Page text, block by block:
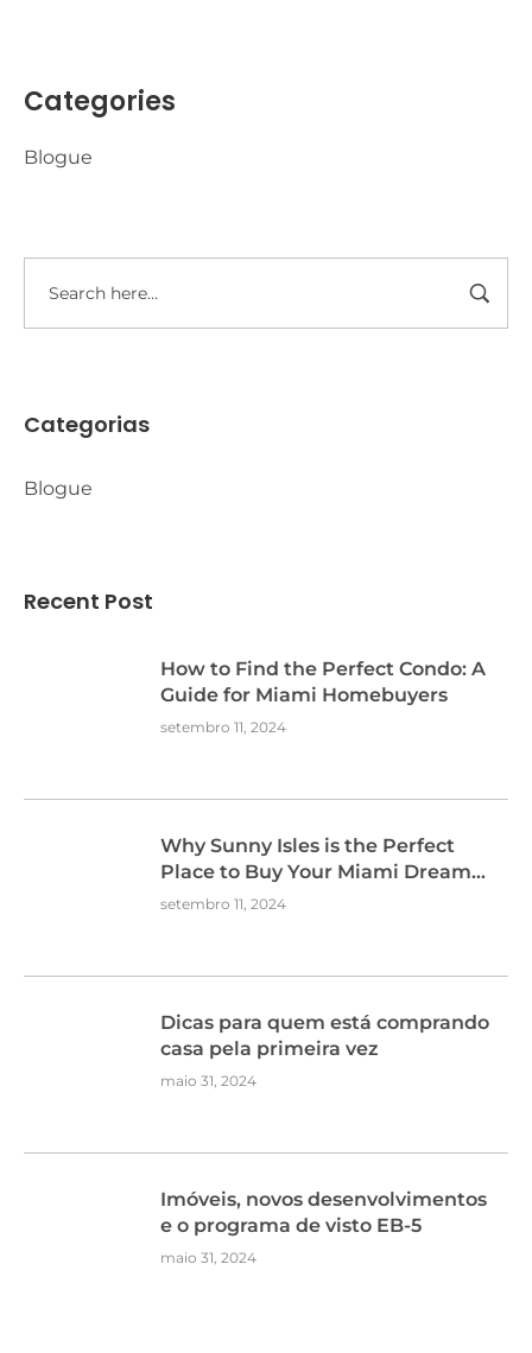
Categories
Blogue
Categorias
Blogue
Recent Post
How to Find the Perfect Condo: A
Guide for Miami Homebuyers
setembro 11, 2024
Why Sunny Isles is the Perfect
Place to Buy Your Miami Dream
Home
setembro 11, 2024
Dicas para quem está comprando
casa pela primeira vez
maio 31, 2024
Imóveis, novos desenvolvimentos
e o programa de visto EB-5
maio 31, 2024